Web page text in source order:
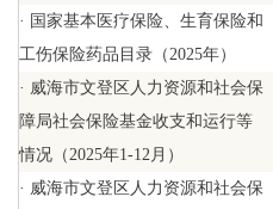
· 国家基本医疗保险、生育保险和
工伤保险药品目录（2025年）
· 威海市文登区人力资源和社会保
障局社会保险基金收支和运行等
情况（2025年1-12月）
· 威海市文登区人力资源和社会保